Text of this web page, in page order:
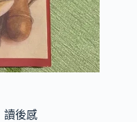
讀後感